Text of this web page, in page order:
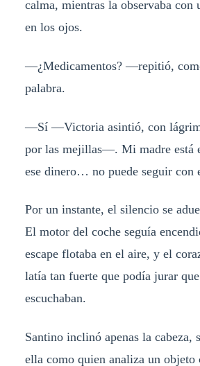
calma, mientras la observaba
en los ojos.
—¿Medicamentos? —repitió,
palabra.
—Sí —Victoria asintió, con
por las mejillas—. Mi madre está
ese dinero… no puede seguir con
Por un instante, el silencio se
El motor del coche seguía
escape flotaba en el aire, y el
latía tan fuerte que podía jurar
escuchaban.
Santino inclinó apenas la cabeza,
ella como quien analiza un objeto